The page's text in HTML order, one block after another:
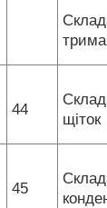
44
щіток
45